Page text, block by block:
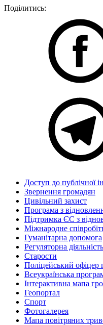
Поділитись:
Доступ до публічної
Звернення громадян
Цивільний захист
Програма з
Підтримка ЄС з
Міжнародне
Гуманітарна допомога
Регуляторна діяльність
Старости
Поліцейський офіцер
Всеукраїнська
Інтерактивна мапа
Геопортал
Спорт
Фотогалерея
Мапа повітряних